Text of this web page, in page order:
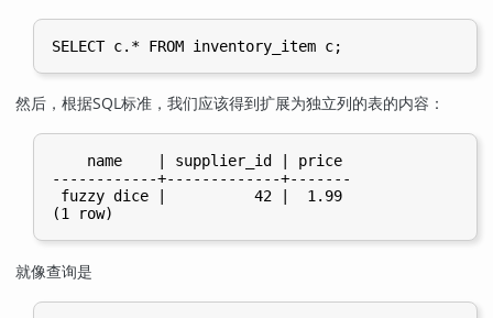
SELECT c.* FROM inventory_item c;
然后，根据SQL标准，我们应该得到扩展为独立列的表的内容：
    name    | supplier_id | price
------------+-------------+-------
fuzzy dice |          42 |  1.99
(1 row)
就像查询是